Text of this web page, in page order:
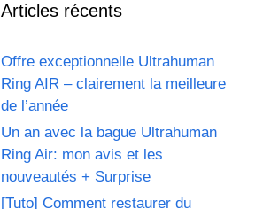
Articles récents
Offre exceptionnelle Ultrahuman
Ring AIR – clairement la meilleure
de l’année
Un an avec la bague Ultrahuman
Ring Air: mon avis et les
nouveautés + Surprise
[Tuto] Comment restaurer du